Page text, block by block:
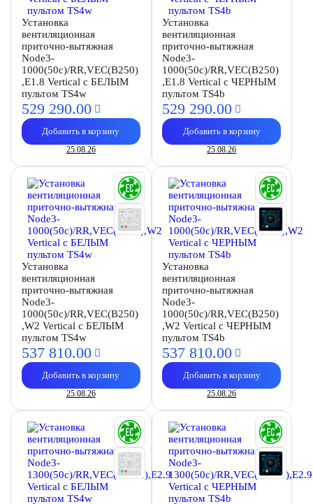
Установка
вентиляционная
приточно-вытяжная
Node3-
1000(50c)/RR,VEC(B250)
,E1.8 Vertical с БЕЛЫМ
пультом TS4w
529 290.00
Добавить в корзину
25.08.26
Установка
вентиляционная
приточно-вытяжная
Node3-
1000(50c)/RR,VEC(B250)
,E1.8 Vertical с ЧЕРНЫМ
пультом TS4b
529 290.00
Добавить в корзину
25.08.26
Установка
вентиляционная
приточно-вытяжная
Node3-
1000(50c)/RR,VEC(B250)
,W2 Vertical с БЕЛЫМ
пультом TS4w
537 810.00
Добавить в корзину
25.08.26
Установка
вентиляционная
приточно-вытяжная
Node3-
1000(50c)/RR,VEC(B250)
,W2 Vertical с ЧЕРНЫМ
пультом TS4b
537 810.00
Добавить в корзину
25.08.26